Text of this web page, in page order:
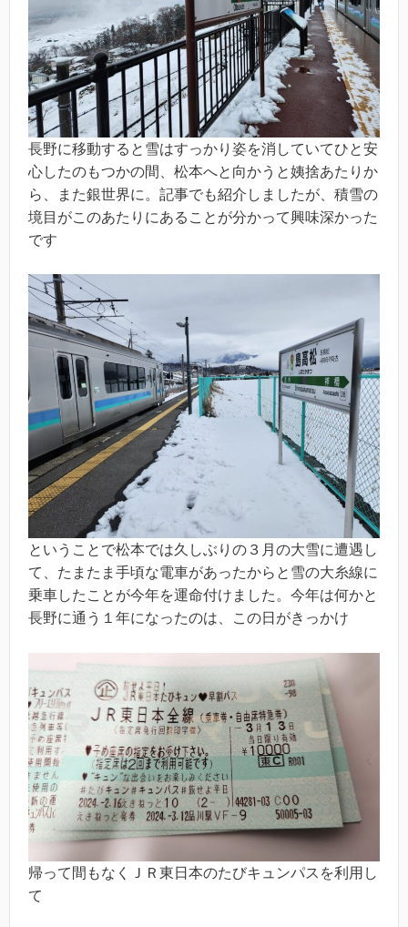
長野に移動すると雪はすっかり姿を消していてひと安
心したのもつかの間、松本へと向かうと姨捨あたりか
ら、また銀世界に。記事でも紹介しましたが、積雪の
境目がこのあたりにあることが分かって興味深かった
です
ということで松本では久しぶりの３月の大雪に遭遇し
て、たまたま手頃な電車があったからと雪の大糸線に
乗車したことが今年を運命付けました。今年は何かと
長野に通う１年になったのは、この日がきっかけ
帰って間もなくＪＲ東日本のたびキュンパスを利用し
て